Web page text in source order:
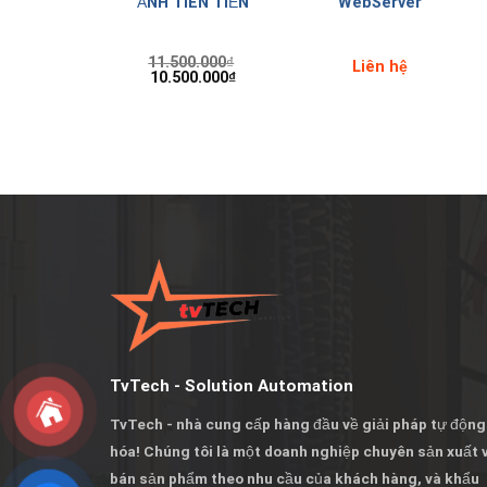
11.500.000₫
10.500.000₫
Liên hệ
TvTech - Solution Automation
TvTech - nhà cung cấp hàng đầu về giải pháp tự động
hóa! Chúng tôi là một doanh nghiệp chuyên sản xuất
bán sản phẩm theo nhu cầu của khách hàng, và khẩu